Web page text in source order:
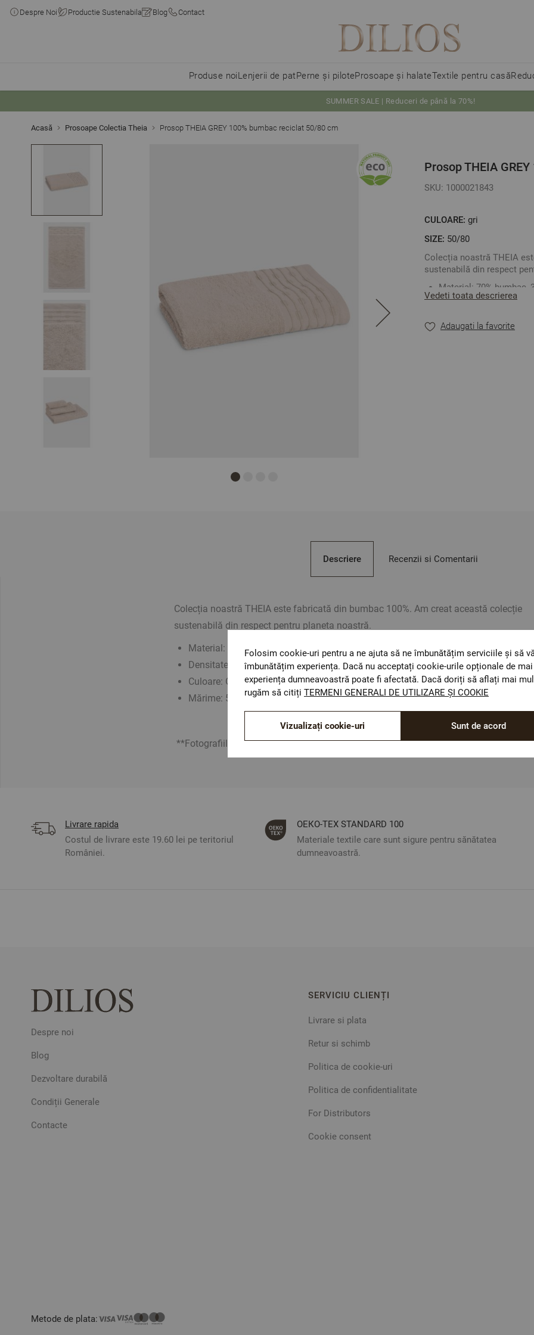
Despre Noi Productie Sustenabila Blog Contact
Produse noiLenjerii de patPerne și piloteProsoape și halateTextile pentru casă
SUMMER SALE | Reduceri de până la 70%!
Acasă Prosoape Colectia Theia Prosop THEIA GREY 100% bumbac reciclat 50/80 cm
Prosop THEIA
SKU: 1000021843
CULOARE: gri
SIZE: 50/80
Colecția noastră THEIA
sustenabilă din respect
Material: 70% bumbac,
Densitate: 480 gr/m
Mărime: 50/80 cm
Vedeti toata descrierea
Adaugati la favorite
Descriere
Colecția noastră THEIA este fabricată din bumbac 100%. Am creat această colecție
sustenabilă din respect pentru planeta noastră.
Material: 70% bumbac, 30% bumbac reciclat
Densitate: 480 gr/m2
Culoare: Gri
Mărime: 50/80 cm
**Fotografiile sunt orientative. Poate varia ușor culoarea sau tonalitatea.
Recenzii si Comentarii
Livrare rapida
Costul de livrare este 19.60 lei pe teritoriul
României.
ОЕКО-ТЕX STANDARD 100
Materiale textile care sunt sigure pentru sănătatea
dumneavoastră.
Despre noi
Blog
Dezvoltare durabilă
Condiții Generale
Contacte
SERVICIU CLIENȚI
Livrare si plata
Retur si schimb
Politica de cookie-uri
Politica de confidentialitate
For Distributors
Cookie consent
Metode de plata:
Folosim cookie-uri pentru a ne ajuta să ne îmbunătățim serviciile și să
îmbunătățim experiența. Dacă nu acceptați cookie-urile opționale de
experiența dumneavoastră poate fi afectată. Dacă doriți să aflați mai
rugăm să citiți TERMENI GENERALI DE UTILIZARE ȘI COOKIE
Sunt de acord
Vizualizați cookie-uri